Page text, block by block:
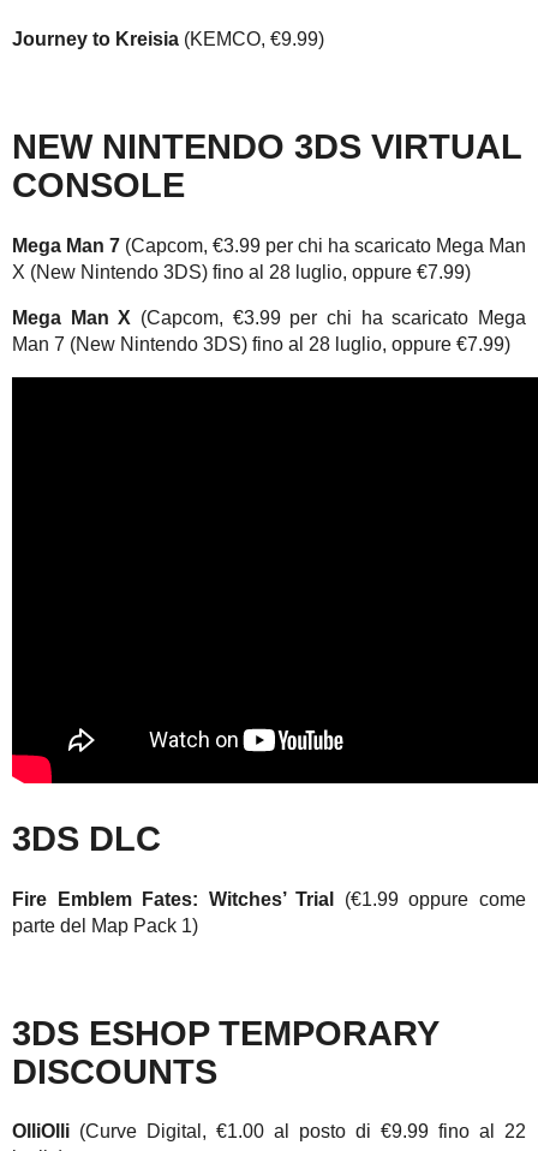
Journey to Kreisia (KEMCO, €9.99)
NEW NINTENDO 3DS VIRTUAL
CONSOLE
Mega Man 7 (Capcom, €3.99 per chi ha scaricato Mega Man
X (New Nintendo 3DS) fino al 28 luglio, oppure €7.99)
Mega Man X (Capcom, €3.99 per chi ha scaricato Mega
Man 7 (New Nintendo 3DS) fino al 28 luglio, oppure €7.99)
3DS DLC
Fire Emblem Fates: Witches’ Trial
(€1.99 oppure come
parte del Map Pack 1)
3DS ESHOP TEMPORARY
DISCOUNTS
OlliOlli (Curve Digital, €1.00 al posto di €9.99 fino al 22